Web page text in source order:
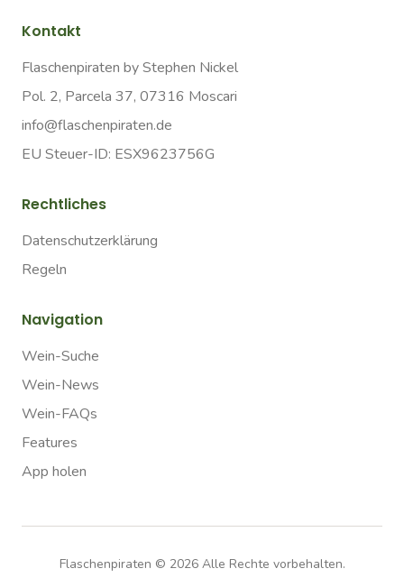
Kontakt
Flaschenpiraten by Stephen Nickel
Pol. 2, Parcela 37, 07316 Moscari
info@flaschenpiraten.de
EU Steuer-ID: ESX9623756G
Rechtliches
Datenschutzerklärung
Regeln
Navigation
Wein-Suche
Wein-News
Wein-FAQs
Features
App holen
Flaschenpiraten © 2026Alle Rechte vorbehalten.